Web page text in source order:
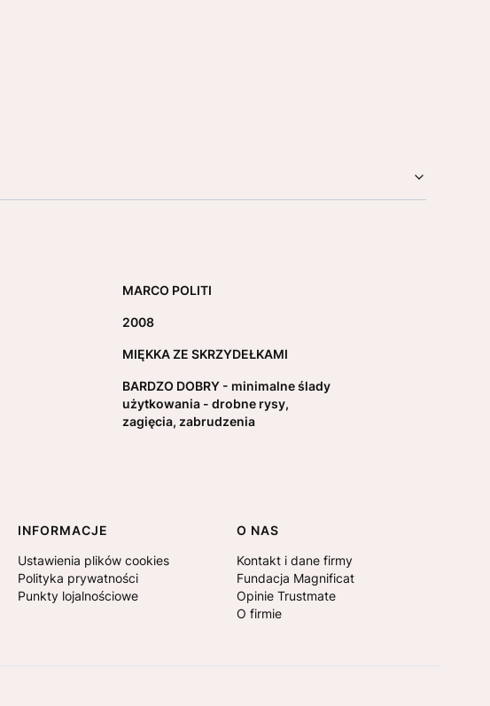
MARCO POLITI
2008
MIĘKKA ZE SKRZYDEŁKAMI
BARDZO DOBRY - minimalne ślady
użytkowania - drobne rysy,
zagięcia, zabrudzenia
INFORMACJE
Ustawienia plików cookies
Polityka prywatności
Punkty lojalnościowe
O NAS
Kontakt i dane firmy
Fundacja Magnificat
Opinie Trustmate
O firmie